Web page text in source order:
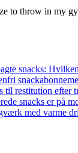
to throw in my
snacks:
til restitution
snacks er på
med varme